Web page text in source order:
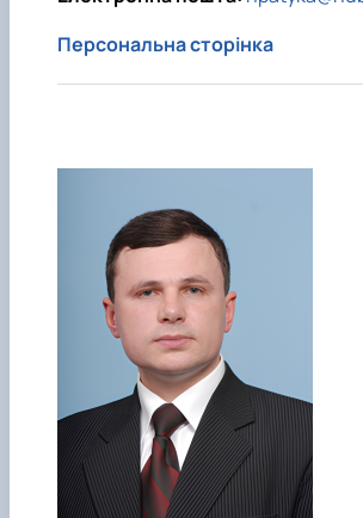
Персональна сторінка